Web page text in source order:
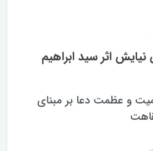
اثر سید ابراهیم
و عظمت دعا بر مبنای